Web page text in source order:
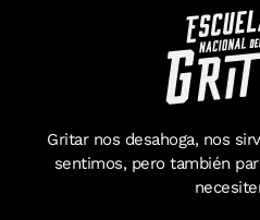
Gritar nos desahoga, nos
sentimos, pero también